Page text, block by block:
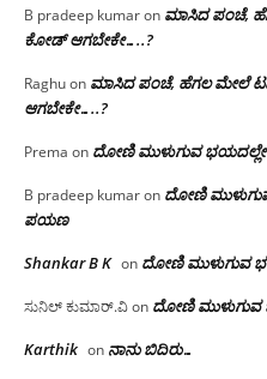
B pradeep kumaron ಮಾಸಿದ ಪಂಚೆ,
ಕೋಡ್ ಆಗಬೇಕೇ…..?‌
Raghuon ಮಾಸಿದ ಪಂಚೆ, ಹೆಗಲ ಮೇಲೆ
ಆಗಬೇಕೇ…..?‌
Prema on ದೋಣಿ ಮುಳುಗುವ ಭಯದಲ್ಲೇ
B pradeep kumaron ದೋಣಿ ಮುಳುಗುವ
ಪಯಣ
Shankar B K on ದೋಣಿ ಮುಳುಗುವ
ಸುನಿಲ್ ಕುಮಾರ್.ವಿon ದೋಣಿ ಮುಳುಗುವ
Karthik on ನಾನು ಬಿದಿರು…